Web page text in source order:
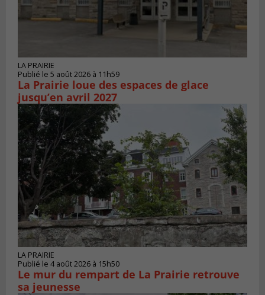
LA PRAIRIE
Publié le 5 août 2026 à 11h59
La Prairie loue des espaces de glace
jusqu’en avril 2027
LA PRAIRIE
Publié le 4 août 2026 à 15h50
Le mur du rempart de La Prairie retrouve
sa jeunesse